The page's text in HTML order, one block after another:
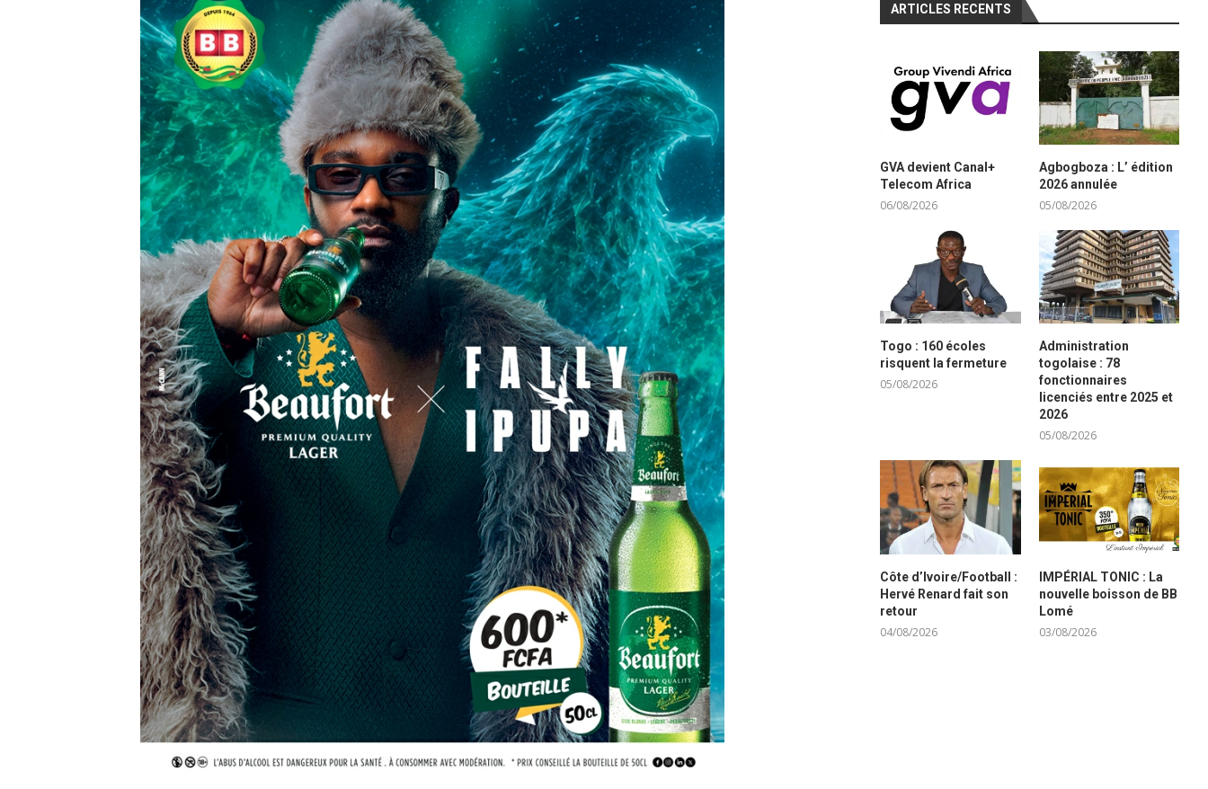
ARTICLES RECENTS
GVA devient Canal+
Telecom Africa
06/08/2026
Agbogboza : L’ édition
2026 annulée
05/08/2026
Togo : 160 écoles
risquent la fermeture
05/08/2026
Administration
togolaise : 78
fonctionnaires
licenciés entre 2025 et
2026
05/08/2026
Côte d’Ivoire/Football :
Hervé Renard fait son
retour
04/08/2026
IMPÉRIAL TONIC : La
nouvelle boisson de BB
Lomé
03/08/2026